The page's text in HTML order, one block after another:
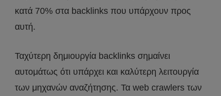
κατά 70% στα backlinks που υπάρχουν προς
αυτή.
Ταχύτερη δημιουργία backlinks σημαίνει
αυτομάτως ότι υπάρχει και καλύτερη λειτουργία
των μηχανών αναζήτησης. Τα web crawlers των